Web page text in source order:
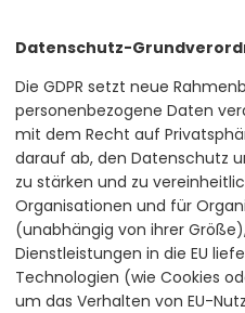
Datenschutz-
Die GDPR setzt neue
personenbezogene Daten
mit dem Recht auf
darauf ab, den Datenschutz
zu stärken und zu
Organisationen und für
(unabhängig von ihrer
Dienstleistungen in die EU
Technologien (wie Cookies
um das Verhalten von EU-